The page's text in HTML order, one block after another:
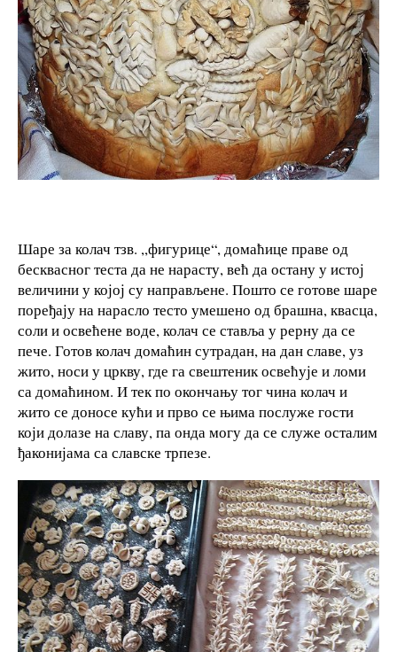
Шаре за колач тзв. ,,фигурице“, домаћице праве од
бесквасног теста да не нарасту, већ да остану у истој
величини у којој су направљене. Пошто се готове шаре
поређају на нарасло тесто умешено од брашна, квасца,
соли и освећене воде, колач се ставља у рерну да се
пече. Готов колач домаћин сутрадан, на дан славе, уз
жито, носи у цркву, где га свештеник освећује и ломи
са домаћином. И тек по окончању тог чина колач и
жито се доносе кући и прво се њима послуже гости
који долазе на славу, па онда могу да се служе осталим
ђаконијама са славске трпезе.